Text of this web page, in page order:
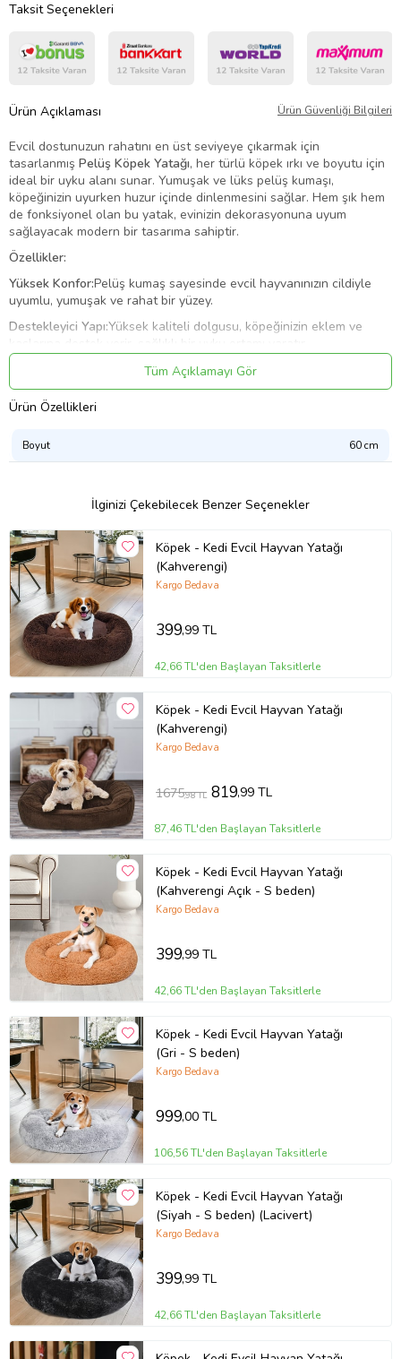
Taksit Seçenekleri
Ürün Açıklaması Ürün Güvenliği Bilgileri
Evcil dostunuzun rahatını en üst seviyeye çıkarmak için
tasarlanmış Pelüş Köpek Yatağı, her türlü köpek ırkı ve boyutu için
ideal bir uyku alanı sunar. Yumuşak ve lüks pelüş kumaşı,
köpeğinizin uyurken huzur içinde dinlenmesini sağlar. Hem şık hem
de fonksiyonel olan bu yatak, evinizin dekorasyonuna uyum
sağlayacak modern bir tasarıma sahiptir.
Özellikler:
Yüksek Konfor:Pelüş kumaş sayesinde evcil hayvanınızın cildiyle
uyumlu, yumuşak ve rahat bir yüzey.
Destekleyici Yapı:Yüksek kaliteli dolgusu, köpeğinizin eklem ve
kaslarına destek verir, sağlıklı bir uyku ortamı yaratır.
Makinede yıkanabilir özelliğiyle kullanım sonrasında
pratik temizlik sağlar.
Ürün Boyutu:Her boy köpek için uygun boyutlandırmalar.
Dayanıklı ve Uzun Ömürlü:
Dayanıklı dış yüzeyi, uzun süreli kullanım
için tasarlanmış olup, yıpranmalara karşı dirençlidir.
desen seçenekleri.
mutluluğu için önemlidir.
Pelüş Köpek Yatağı, hayvanınıza verdiğiniz
değeri yansıtan kaliteli bir seçimdir. Şimdi sipariş verin, köpeğinizin
konforunu artırın!
Ürün Kodu:kc4746612
Tüm Açıklamayı Gör
Ürün Özellikleri
Boyut 60 cm
İlginizi Çekebilecek Benzer Seçenekler
Köpek - Kedi Evcil Hayvan Yatağı
(Kahverengi)
Kargo Bedava
399,99 TL
42,66 TL'den Başlayan Taksitlerle
Köpek - Kedi Evcil Hayvan Yatağı
(Kahverengi)
Kargo Bedava
1675,98 TL 819,99 TL
87,46 TL'den Başlayan Taksitlerle
Köpek - Kedi Evcil Hayvan Yatağı
(Kahverengi Açık - S beden)
Kargo Bedava
399,99 TL
42,66 TL'den Başlayan Taksitlerle
Köpek - Kedi Evcil Hayvan Yatağı
(Gri - S beden)
Kargo Bedava
999,00 TL
106,56 TL'den Başlayan Taksitlerle
Köpek - Kedi Evcil Hayvan Yatağı
(Siyah - S beden) (Lacivert)
Kargo Bedava
399,99 TL
42,66 TL'den Başlayan Taksitlerle